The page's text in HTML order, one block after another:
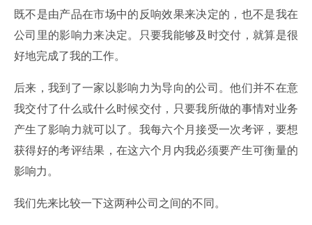
既不是由产品在市场中的反响效果来决定的，也不是我在
公司里的影响力来决定。只要我能够及时交付，就算是很
好地完成了我的工作。
后来，我到了一家以影响力为导向的公司。他们并不在意
我交付了什么或什么时候交付，只要我所做的事情对业务
产生了影响力就可以了。我每六个月接受一次考评，要想
获得好的考评结果，在这六个月内我必须要产生可衡量的
影响力。
我们先来比较一下这两种公司之间的不同。